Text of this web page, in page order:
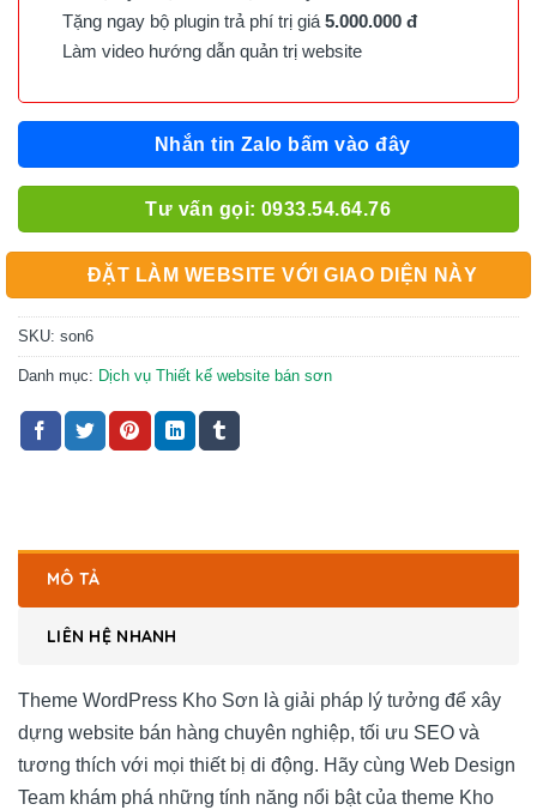
Tặng ngay bộ plugin trả phí trị giá 5.000.000 đ
Làm video hướng dẫn quản trị website
Nhắn tin Zalo bấm vào đây
Tư vấn gọi: 0933.54.64.76
ĐẶT LÀM WEBSITE VỚI GIAO DIỆN NÀY
SKU: son6
Danh mục: Dịch vụ Thiết kế website bán sơn
MÔ TẢ
LIÊN HỆ NHANH
Theme WordPress Kho Sơn là giải pháp lý tưởng để xây
dựng website bán hàng chuyên nghiệp, tối ưu SEO và
tương thích với mọi thiết bị di động. Hãy cùng Web Design
Team khám phá những tính năng nổi bật của theme Kho